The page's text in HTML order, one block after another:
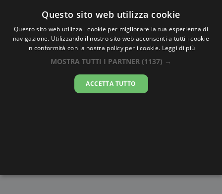
Oraesatta.co
Ora EsattaKiunga
16:53:47
Questo sito web utilizza cookie
Questo sito web utilizza i cookie per migliorare la tua esperienza di
navigazione. Utilizzando il nostro sito web acconsenti a tutti i cookie
in conformità con la nostra policy per i cookie. Leggi di più
MOSTRA TUTTI I PARTNER (1137) →
ACCETTA TUTTO